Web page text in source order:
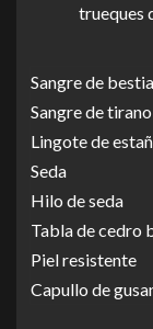
trueques
Sangre de
Sangre de tirano
Lingote de
Seda
Hilo de seda
Tabla de cedro
Piel resistente
Capullo de